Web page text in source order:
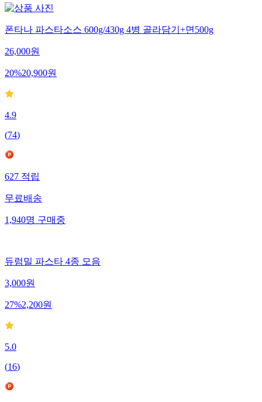
폰타나 파스타소스 600g/430g 4병 골라담기+면500g
26,000원
20%20,900원
4.9
(74)
627 적립
무료배송
1,940명 구매중
듀럼밀 파스타 4종 모음
3,000원
27%2,200원
5.0
(16)